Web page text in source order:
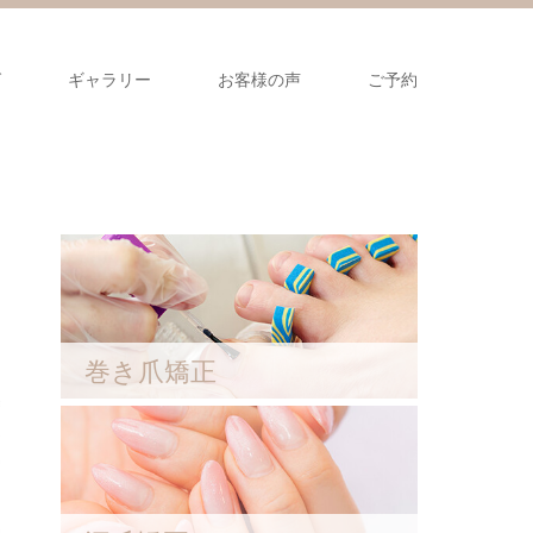
ギャラリー お客様の声 ご予約
巻き爪矯正